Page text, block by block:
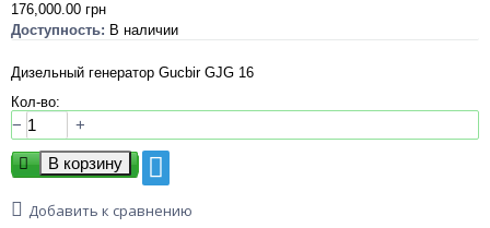
176,000.00 грн
Доступность: В наличии
Дизельный генератор Gucbir GJG 16
Кол-во:
− +
Добавить к сравнению